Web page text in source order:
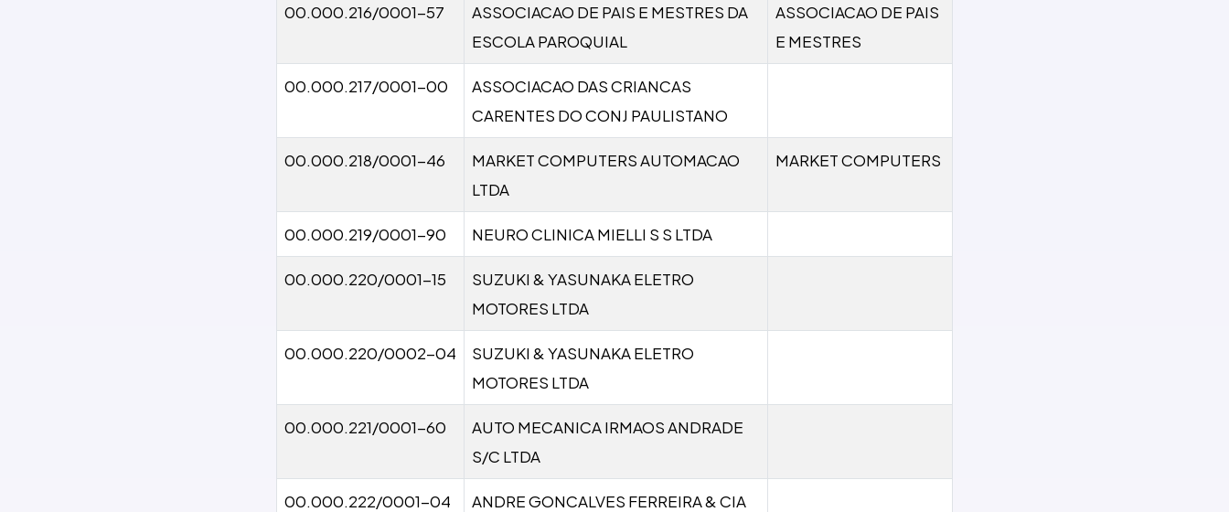
00.000.216/0001-57
ASSOCIACAO DE PAIS E MESTRES DA
ESCOLA PAROQUIAL
ASSOCIACAO DE PAIS
E MESTRES
00.000.217/0001-00
ASSOCIACAO DAS CRIANCAS
CARENTES DO CONJ PAULISTANO
00.000.218/0001-46
MARKET COMPUTERS AUTOMACAO
LTDA
MARKET COMPUTERS
00.000.219/0001-90 NEURO CLINICA MIELLI S S LTDA
00.000.220/0001-15
SUZUKI & YASUNAKA ELETRO
MOTORES LTDA
00.000.220/0002-04
SUZUKI & YASUNAKA ELETRO
MOTORES LTDA
00.000.221/0001-60
AUTO MECANICA IRMAOS ANDRADE
S/C LTDA
00.000.222/0001-04
ANDRE GONCALVES FERREIRA & CIA